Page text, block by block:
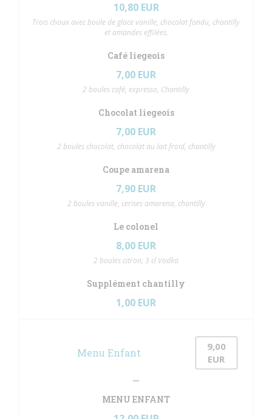
ンドウで開きます))
ウィンドウで開きます))
10,80 EUR
Trois choux avec boule de glace vanille, chocolat fondu, chantilly
et amandes effilées.
Café liegeois
7,00 EUR
2 boules café, expresso, Chantilly
Chocolat liegeois
7,00 EUR
2 boules chocolat, chocolat au lait froid, chantilly
Coupe amarena
7,90 EUR
2 boules vanille, cerises amarena, chantilly
Le colonel
8,00 EUR
2 boules citron, 3 cl Vodka
Supplément chantilly
1,00 EUR
Menu Enfant
9,00
EUR
MENU ENFANT